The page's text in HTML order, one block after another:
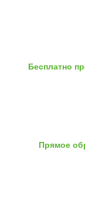
Бесплатно
Прямое